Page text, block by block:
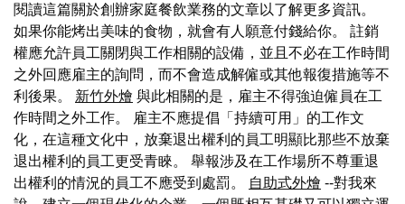
閱讀這篇關於創辦家庭餐飲業務的文章以了解更多資訊。
如果你能烤出美味的食物，就會有人願意付錢給你。 註銷
權應允許員工關閉與工作相關的設備，並且不必在工作時間
之外回應雇主的詢問，而不會造成解僱或其他報復措施等不
利後果。 新竹外燴 與此相關的是，雇主不得強迫僱員在工
作時間之外工作。 雇主不應提倡「持續可用」的工作文
化，在這種文化中，放棄退出權利的員工明顯比那些不放棄
退出權利的員工更受青睞。 舉報涉及在工作場所不尊重退
出權利的情況的員工不應受到處罰。
自助式外燴 --對我來